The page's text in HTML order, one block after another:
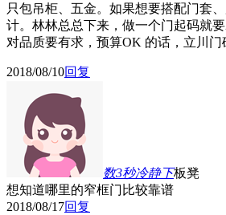
只包吊柜、五金。如果想要搭配门套
计。林林总总下来，做一个门起码就
对品质要有求，预算OK 的话，立川门
2018/08/10回复
数3秒冷静下板凳
想知道哪里的窄框门比较靠谱
2018/08/17回复